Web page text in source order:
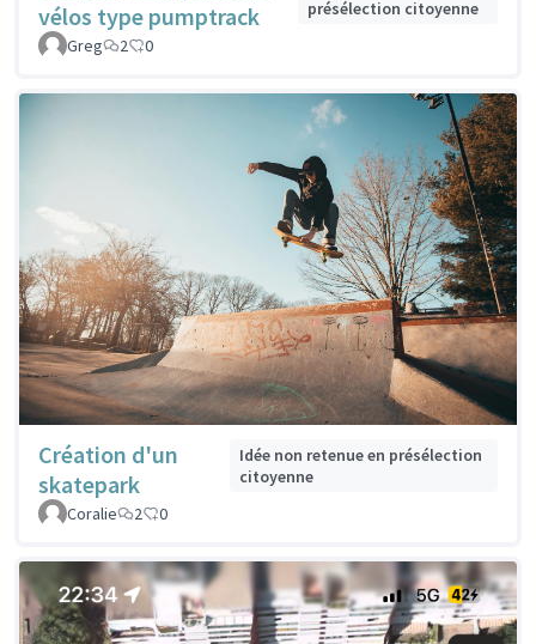
vélos type pumptrack
présélection citoyenne
Greg
2 0
Création d'un
skatepark
Idée non retenue en présélection
citoyenne
Coralie
2 0